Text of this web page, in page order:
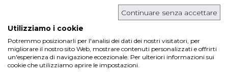
Ansaldo Energia utilizza Vendor Hub, una piattaforma
basata sulla tracciabilità e condivisione in tempo reale
delle informazioni tecniche e contrattuali.
login in
Continuare senza accettare
Utilizziamo i cookie
Potremmo posizionarli per l'analisi dei dati dei nostri visitatori, per
migliorare il nostro sito Web, mostrare contenuti personalizzati e offrirti
un'esperienza di navigazione eccezionale. Per ulteriori informazioni sui
cookie che utilizziamo aprire le impostazioni.